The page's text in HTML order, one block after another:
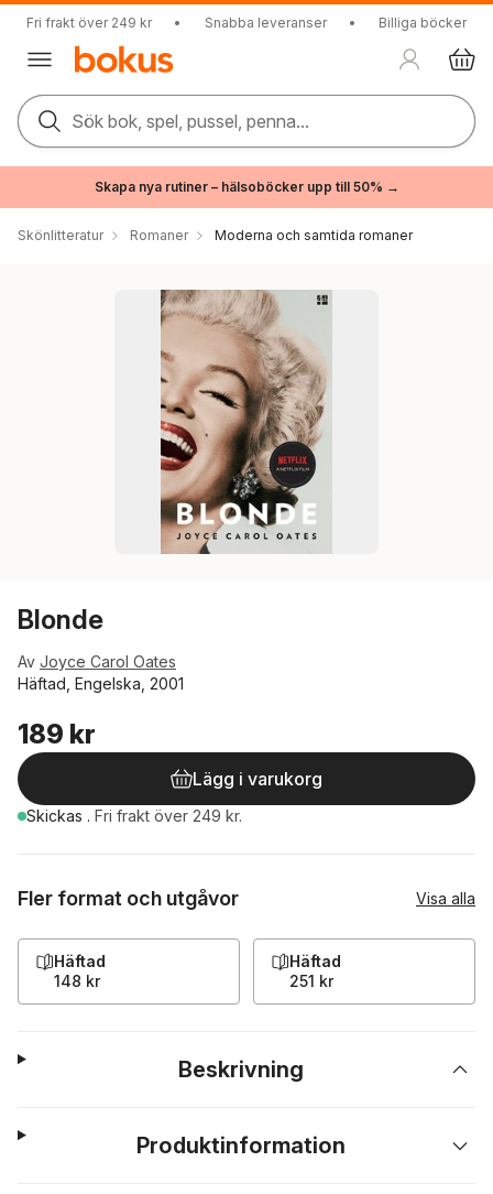
Fri frakt över 249 kr • Snabba leveranser • Billiga böcker
Sök bok, spel, pussel, penna...
Skapa nya rutiner – hälsoböcker upp till 50% →
Skönlitteratur Romaner Moderna och samtida romaner
Blonde
Av Joyce Carol Oates
Häftad, Engelska, 2001
189 kr
Lägg i varukorg
Skickas . Fri frakt över 249 kr.
Fler format och utgåvor Visa alla
Häftad
148 kr
Häftad
251 kr
Beskrivning
Produktinformation